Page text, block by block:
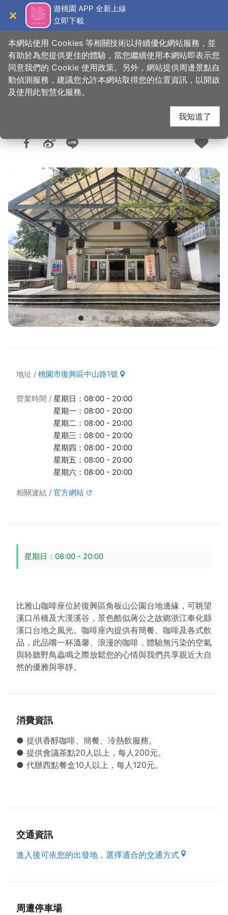
主
遊桃園 APP 全新上線
立即下載
首頁 > 想去的地方 > 美食、購物 > 美食快搜
比雅山景觀咖啡座
人氣：1320
地址 桃園市復興區中山路1號
營業時間
星期日：08:00 - 20:00
星期一：08:00 - 20:00
星期二：08:00 - 20:00
星期三：08:00 - 20:00
星期四：08:00 - 20:00
星期五：08:00 - 20:00
星期六：08:00 - 20:00
相關連結 官方網站
星期日：08:00 - 20:00
比雅山咖啡座位於復興區角板山公園台地邊緣， 可眺望
溪口吊橋及大漢溪谷， 景色酷似蔣公之故鄉浙江奉化縣
溪口台地之風光。 咖啡座內提供有簡餐、咖啡及各式飲
品，此品嚐一杯溫馨、 浪漫的咖啡， 體驗無污染的空氣
與聆聽野鳥蟲鳴之際放鬆您的心情與我們共享親近大自
然的優雅與寧靜。
消費資訊
● 提供香醇咖啡、簡餐、冷熱飲服務。
● 提供會議茶點20人以上，每人200元。
● 代辦西點餐盒10人以上，每人120元。
交通資訊
進入後可依您的出發地，選擇適合的交通方式
周遭停車場
本網站使用 Cookies 等相關技術以持續優化網站服務，並
有助於為您提供更佳的體驗，當您繼續使用本網站即表示您
同意我們的 Cookie 使用政策。另外，網站提供周邊景點自
動偵測服務，建議您允許本網站取得您的位置資訊，以開啟
及使用此智慧化服務。
我知道了